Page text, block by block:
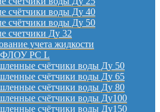
счётчики воды Ду 40
счётчики воды Ду 50
счетчики Ду 32
учета жидкости
РС L
счётчики воды Ду 50
счётчики воды Ду 65
счётчики воды Ду 80
счётчики воды Ду100
счётчики воды Ду150